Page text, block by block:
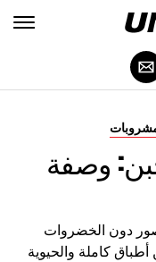
وصفة
دون الخضروات
كاملة والحيوية